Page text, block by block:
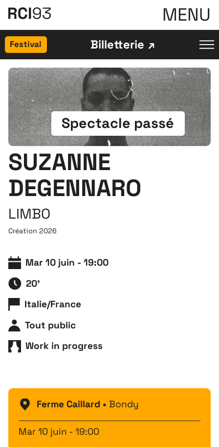
MENU
Festival Billetterie
Spectacle passé
SUZANNE
DEGENNARO
LIMBO
Création 2026
Mar 10 juin - 19:00
20'
Italie/France
Tout public
Work in progress
Ferme Caillard • Bondy
Mar 10 juin - 19:00